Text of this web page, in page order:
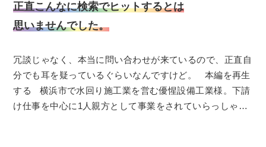
正直こんなに検索でヒットするとは
思いませんでした。
冗談じゃなく、本当に問い合わせが来ているので、正直自
分でも耳を疑っているぐらいなんですけど。 本編を再生
する 横浜市で水回り施工業を営む優惺設備工業様。下請
け仕事を中心に1人親方として事業をされていらっしゃい